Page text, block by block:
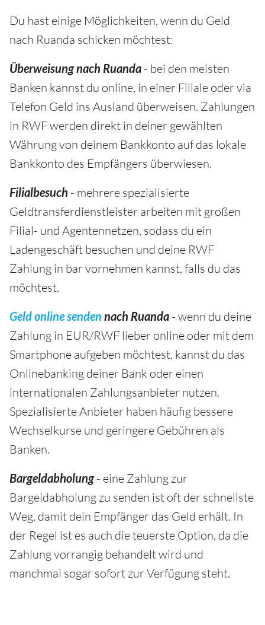
Du hast einige Möglichkeiten, wenn du Geld
nach Ruanda schicken möchtest:
Überweisung nach Ruanda - bei den meisten
Banken kannst du online, in einer Filiale oder via
Telefon Geld ins Ausland überweisen. Zahlungen
in RWF werden direkt in deiner gewählten
Währung von deinem Bankkonto auf das lokale
Bankkonto des Empfängers überwiesen.
Filialbesuch - mehrere spezialisierte
Geldtransferdienstleister arbeiten mit großen
Filial- und Agentennetzen, sodass du ein
Ladengeschäft besuchen und deine RWF
Zahlung in bar vornehmen kannst, falls du das
möchtest.
Geld online senden nach Ruanda - wenn du deine
Zahlung in EUR/RWF lieber online oder mit dem
Smartphone aufgeben möchtest, kannst du das
Onlinebanking deiner Bank oder einen
internationalen Zahlungsanbieter nutzen.
Spezialisierte Anbieter haben häufig bessere
Wechselkurse und geringere Gebühren als
Banken.
Bargeldabholung- eine Zahlung zur
Bargeldabholung zu senden ist oft der schnellste
Weg, damit dein Empfänger das Geld erhält. In
der Regel ist es auch die teuerste Option, da die
Zahlung vorrangig behandelt wird und
manchmal sogar sofort zur Verfügung steht.